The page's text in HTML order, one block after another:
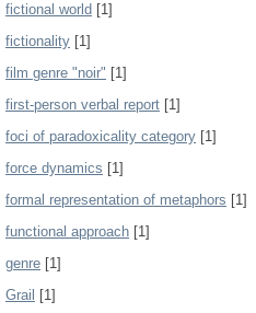
fictional world [1]
fictionality [1]
film genre "noir" [1]
first-person verbal report [1]
foci of paradoxicality category [1]
force dynamics [1]
formal representation of metaphors [1]
functional approach [1]
genre [1]
Grail
[1]